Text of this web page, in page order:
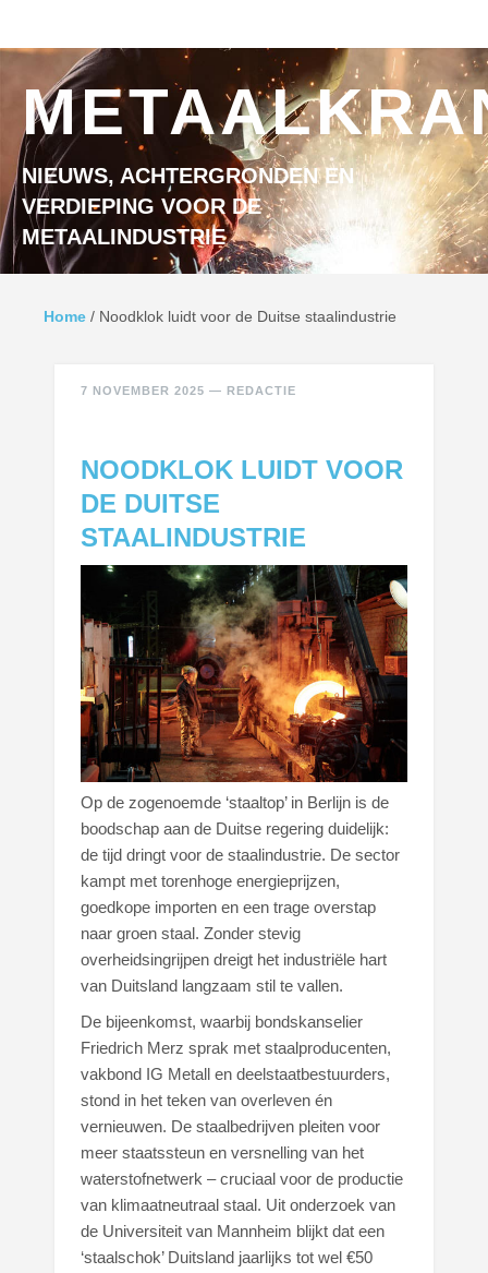
NIEUWS, ACHTERGRONDEN EN
VERDIEPING VOOR DE
METAALINDUSTRIE
Home / Noodklok luidt voor de Duitse staalindustrie
7 NOVEMBER 2025 — REDACTIE
NOODKLOK LUIDT VOOR
DE DUITSE
STAALINDUSTRIE
Op de zogenoemde ‘staaltop’ in Berlijn is de
boodschap aan de Duitse regering duidelijk:
de tijd dringt voor de staalindustrie. De sector
kampt met torenhoge energieprijzen,
goedkope importen en een trage overstap
naar groen staal. Zonder stevig
overheidsingrijpen dreigt het industriële hart
van Duitsland langzaam stil te vallen.
De bijeenkomst, waarbij bondskanselier
Friedrich Merz sprak met staalproducenten,
vakbond IG Metall en deelstaatbestuurders,
stond in het teken van overleven én
vernieuwen. De staalbedrijven pleiten voor
meer staatssteun en versnelling van het
waterstofnetwerk – cruciaal voor de productie
van klimaatneutraal staal. Uit onderzoek van
de Universiteit van Mannheim blijkt dat een
‘staalschok’ Duitsland jaarlijks tot wel €50